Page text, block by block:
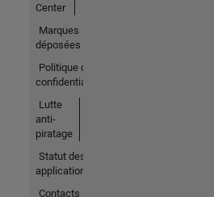
Center
Marques
déposées
Politique de
confidentialité
Lutte
anti-
piratage
Statut des
applications
Contacts